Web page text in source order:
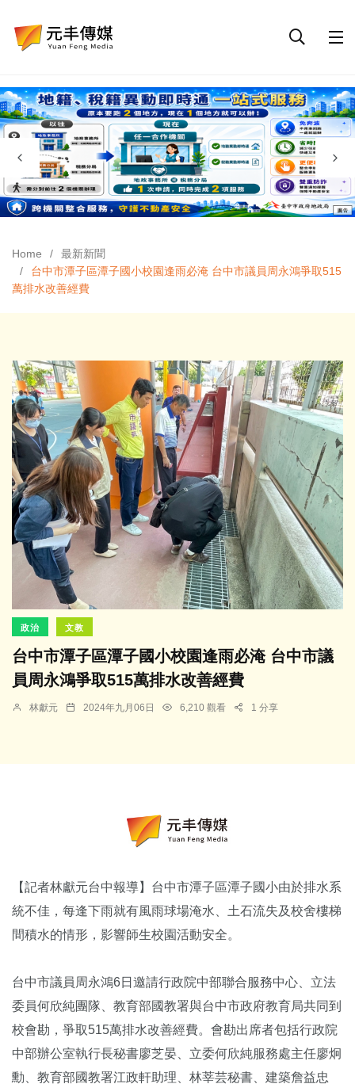
Home
最新新聞
台中市潭子區潭子國小校園逢雨必淹 台中市議員周永鴻爭取515
萬排水改善經費
政治 文教
台中市潭子區潭子國小校園逢雨必淹 台中市議
員周永鴻爭取515萬排水改善經費
林獻元 2024年九月06日 6,210 觀看 1 分享
【記者林獻元台中報導】台中市潭子區潭子國小由於排水系
統不佳，每逢下雨就有風雨球場淹水、土石流失及校舍樓梯
間積水的情形，影響師生校園活動安全。
台中市議員周永鴻6日邀請行政院中部聯合服務中心、立法
委員何欣純團隊、教育部國教署與台中市政府教育局共同到
校會勘，爭取515萬排水改善經費。會勘出席者包括行政院
中部辦公室執行長秘書廖芝晏、立委何欣純服務處主任廖炯
勳、教育部國教署江政軒助理、林莘芸秘書、建築詹益忠